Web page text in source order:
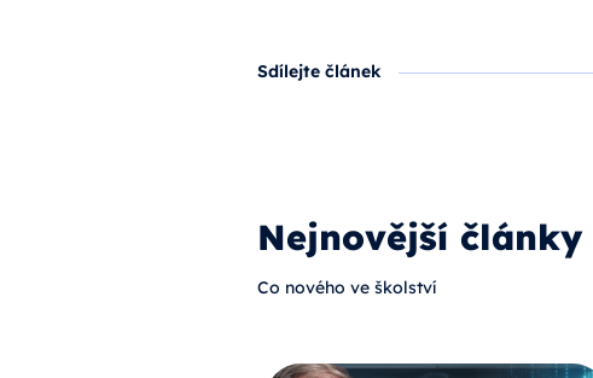
Sdílejte článek
Nejnovější
Co nového ve školství